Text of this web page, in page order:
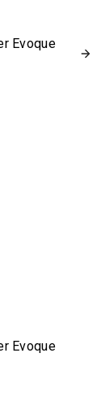
Evoque
Evoque